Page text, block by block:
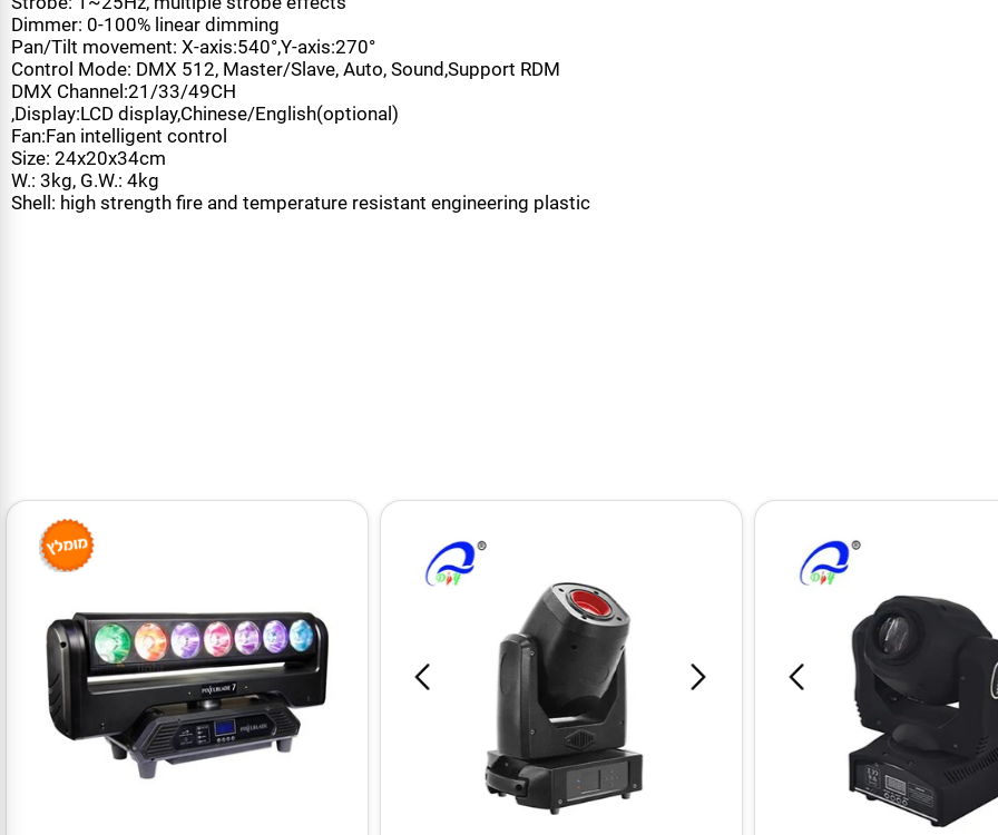
Beam Zoom Angle :4-50°
Voltage:AC110-240V,50/60HZ
lens : light guide rod + integrated high guide lens,
Strobe: 1~25Hz, multiple strobe effects
Dimmer: 0-100% linear dimming
Pan/Tilt movement: X-axis:540°,Y-axis:270°
Control Mode: DMX 512, Master/Slave, Auto, Sound,Support RDM
DMX Channel:21/33/49CH
Display:LCD display,Chinese/English(optional),